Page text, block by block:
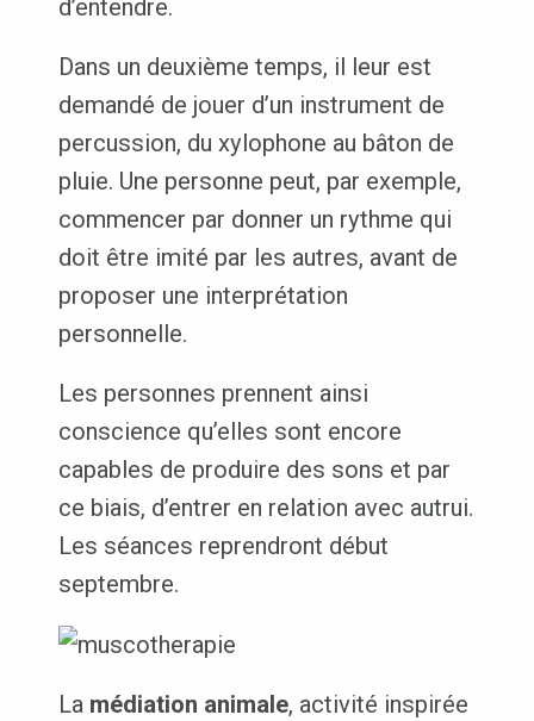
d’entendre.
Dans un deuxième temps, il leur est
demandé de jouer d’un instrument de
percussion, du xylophone au bâton de
pluie. Une personne peut, par exemple,
commencer par donner un rythme qui
doit être imité par les autres, avant de
proposer une interprétation
personnelle.
Les personnes prennent ainsi
conscience qu’elles sont encore
capables de produire des sons et par
ce biais, d’entrer en relation avec autrui.
Les séances reprendront début
septembre.
La médiation animale, activité inspirée